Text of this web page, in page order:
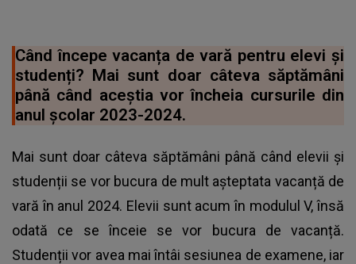
Când începe vacanța de vară pentru elevi și
studenți? Mai sunt doar câteva săptămâni
până când aceștia vor încheia cursurile din
anul școlar 2023-2024.
Mai sunt doar câteva săptămâni până când elevii și
studenții se vor bucura de mult așteptata vacanță de
vară în anul 2024. Elevii sunt acum în modulul V, însă
odată ce se înceie se vor bucura de vacanță.
Studenții vor avea mai întâi sesiunea de examene, iar